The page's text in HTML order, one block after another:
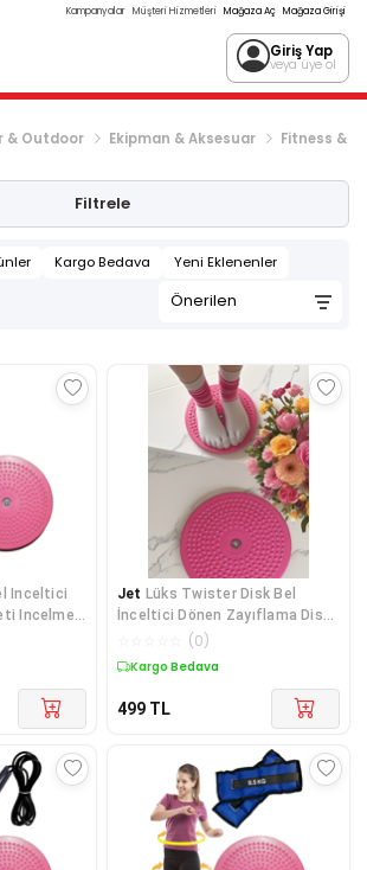
Kampanyalar Müşteri Hizmetleri Mağaza Aç Mağaza Girişi
Giriş Yap
veya üye ol
& Outdoor Ekipman & Aksesuar Fitness &
Filtrele
Kargo Bedava Yeni Eklenenler
Inceltici
Incelme
Jet Lüks Twister Disk Bel
İnceltici Dönen Zayıflama Diski
Spor Fitness Vücut Geliştirme
(0)
Kargo Bedava
499 TL